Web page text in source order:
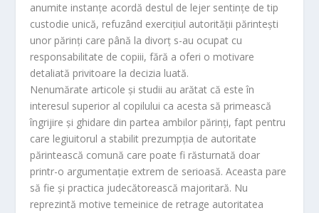
anumite instanţe acordă destul de lejer sentinţe de tip
custodie unică, refuzând exerciţiul autorităţii părinteşti
unor părinţi care până la divorţ s-au ocupat cu
responsabilitate de copiii, fără a oferi o motivare
detaliată privitoare la decizia luată.
Nenumărate articole şi studii au arătat că este în
interesul superior al copilului ca acesta să primească
îngrijire şi ghidare din partea ambilor părinţi, fapt pentru
care legiuitorul a stabilit prezumpţia de autoritate
părintească comună care poate fi răsturnată doar
printr-o argumentaţie extrem de serioasă. Aceasta pare
să fie şi practica judecătorească majoritară. Nu
reprezintă motive temeinice de retrage autoritatea